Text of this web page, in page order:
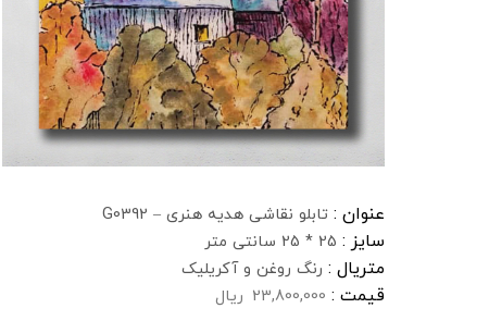
عنوان : تابلو نقاشی هدیه هنری – G0392
سایز : 25 * 25 سانتی متر
متریال : رنگ روغن و آکریلیک
قیمت : 23,800,000 ریال